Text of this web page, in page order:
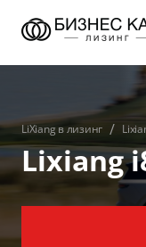
LiXiang в лизинг
Lixiang